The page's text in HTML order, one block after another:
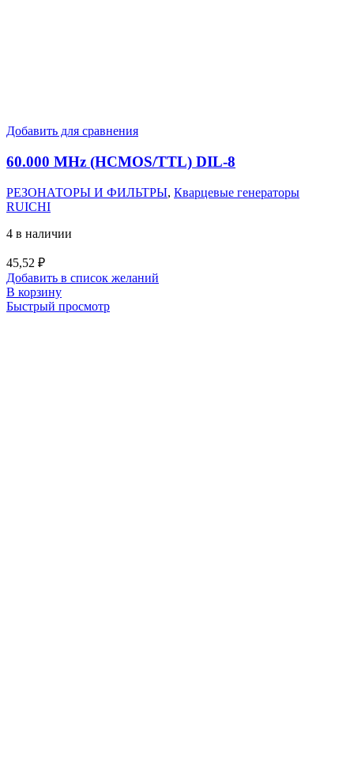
Добавить для сравнения
60.000 MHz (HCMOS/TTL) DIL-8
РЕЗОНАТОРЫ И ФИЛЬТРЫ, Кварцевые генераторы
RUICHI
4 в наличии
45,52 ₽
Добавить в список желаний
В корзину
Быстрый просмотр